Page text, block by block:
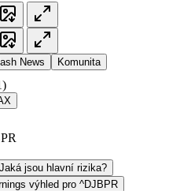
News Komunita
Jaká jsou hlavní rizika?
výhled pro ^DJBPR